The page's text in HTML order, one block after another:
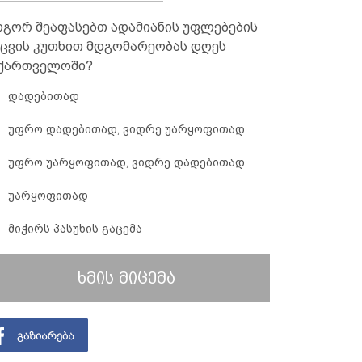
შეაფასებთ ადამიანის უფლებების
კუთხით მდგომარეობას დღეს
დადებითად
უფრო დადებითად, ვიდრე უარყოფითად
უფრო უარყოფითად, ვიდრე დადებითად
უარყოფითად
მიჭირს პასუხის გაცემა
ხმის მიცემა